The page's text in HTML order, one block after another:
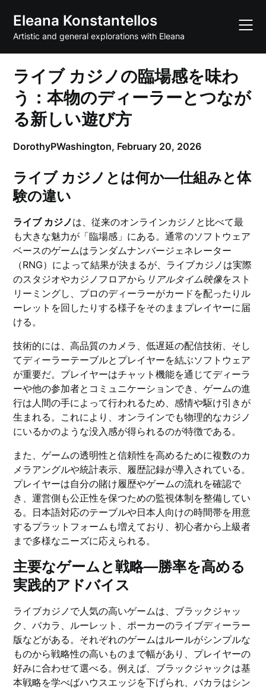
content
Eleana Konstantellos
Artistic and general explorations with Eleana
ライブ カジノの臨場感を味わ
う：本物のディーラーとつなが
る新しい遊び方
DorothyPWashington, February 20, 2026
ライブ カジノとは何か—仕組みと体
験の違い
ライブ カジノは、従来のオンラインカジノと比べて最
も大きな魅力が「臨場感」にある。通常のソフトウェア
ベースのゲームはランダムナンバージェネレーター
（RNG）によって結果が決まるが、ライブカジノは実際
のスタジオやカジノフロアから リアルタイム映像をスト
リーミングし、プロのディーラーがカードを配ったりル
ーレットを回したりする様子をそのままプレイヤーに届
ける。
技術的には、高品質のカメラ、低遅延の配信技術、そし
てディーラーテーブルとプレイヤーを結ぶソフトウェア
が重要だ。プレイヤーはチャット機能を通じてディーラ
ーや他の参加者とコミュニケーションでき、ゲームの進
行は人間の手によって行われるため、感情や駆け引きが
生まれる。これにより、オンラインでも物理的なカジノ
にいるかのような没入感が得られるのが特徴である。
また、ゲームの透明性と信頼性を高めるために複数のカ
メラアングルや統計表示、履歴記録が導入されている。
プレイヤーは自分の賭け履歴やゲームの流れを確認で
き、運営側も公正性を保つための監視体制を整備してい
る。日本語対応のテーブルや日本人向けの時間帯を用意
するプラットフォームも増えており、初心者から上級者
まで多様なニーズに応えられる。
主要なゲームと戦略—勝率を高める
実践的アドバイス
ライブカジノで人気の高いゲームは、ブラックジャッ
ク、バカラ、ルーレット、ポーカーのライブディーラー
版などがある。それぞれのゲームはルールがシンプルな
ものから戦略性の高いものまで幅があり、プレイヤーの
好みに合わせて選べる。例えば、ブラックジャックは基
本戦略を学べばハウスエッジを下げられ、バカラはシン